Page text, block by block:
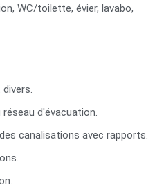
WC/toilette, évier, lavabo,
d'évacuation.
canalisations avec rapports.